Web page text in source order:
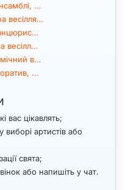
…
весілля…
весілл…
в…
…
вас цікавлять;
артистів або
свята;
або напишіть у чат.